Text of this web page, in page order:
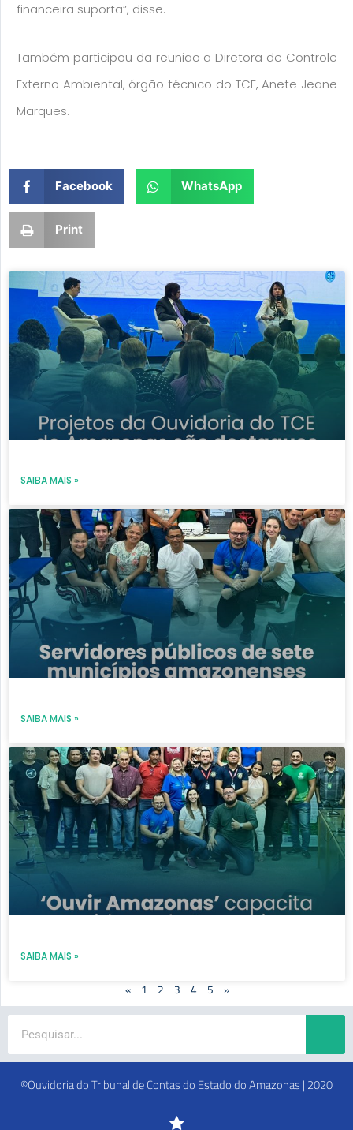
financeira suporta”, disse.
Também participou da reunião a Diretora de Controle
Externo Ambiental, órgão técnico do TCE, Anete Jeane
Marques.
Facebook WhatsApp
Print
SAIBA MAIS »
SAIBA MAIS »
SAIBA MAIS »
«
Page
1
Page
2
Page
3
Page
4
Page
5 »
©Ouvidoria do Tribunal de Contas do Estado do Amazonas | 2020